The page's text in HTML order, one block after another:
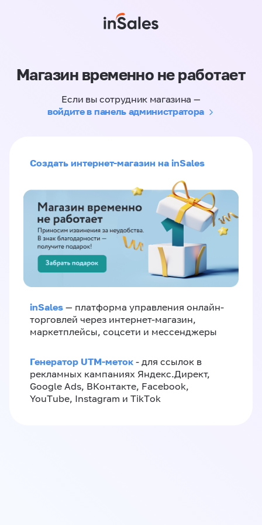
Магазин временно не работает
Если вы сотрудник магазина —
войдите в панель администратора
Создать интернет-магазин на inSales
inSales — платформа управления онлайн-
торговлей через интернет-магазин,
маркетплейсы, соцсети и мессенджеры
Генератор UTM-меток - для ссылок в
рекламных кампаниях Яндекс.Директ,
Google Ads, ВКонтакте, Facebook,
YouTube, Instagram и TikTok